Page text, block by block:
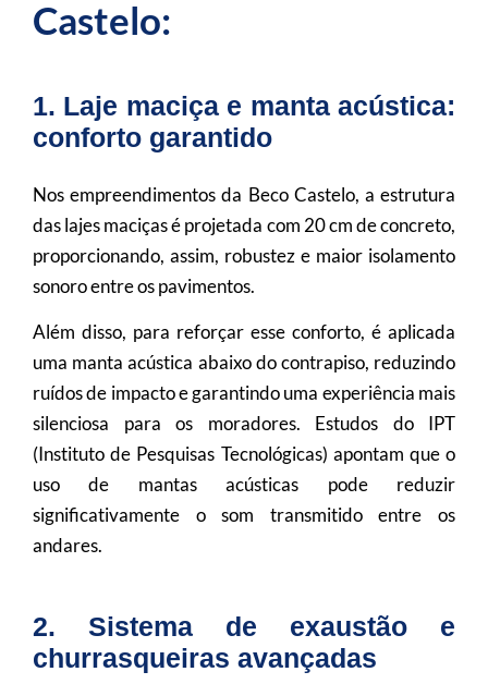
Castelo:
1. Laje maciça e manta acústica:
conforto garantido
Nos empreendimentos da Beco Castelo, a estrutura
das lajes maciças é projetada com 20 cm de concreto,
proporcionando, assim, robustez e maior isolamento
sonoro entre os pavimentos.
Além disso, para reforçar esse conforto, é aplicada
uma manta acústica abaixo do contrapiso, reduzindo
ruídos de impacto e garantindo uma experiência mais
silenciosa para os moradores. Estudos do IPT
(Instituto de Pesquisas Tecnológicas) apontam que o
uso de mantas acústicas pode reduzir
significativamente o som transmitido entre os
andares.
2. Sistema de exaustão e
churrasqueiras avançadas